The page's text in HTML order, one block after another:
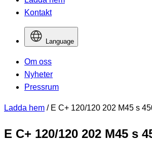
Kontakt
Language
Om oss
Nyheter
Pressrum
Ladda hem / E C+ 120/120 202 M45 s
E C+ 120/120 202 M45 s